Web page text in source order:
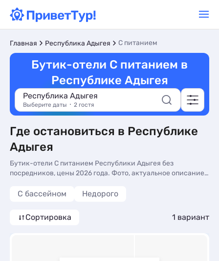
Главная Республика Адыгея С питанием
Бутик-отели С питанием в
Республике Адыгея
Республика Адыгея
Выберите даты 2 гостя
Где остановиться в Республике
Адыгея
Бутик-отели С питанием Республики Адыгея без
посредников, цены 2026 года. Фото, актуальное описание,
питанием в Республике Адыгея по доступным ценам
С бассейном Недорого
Сортировка 1 вариант